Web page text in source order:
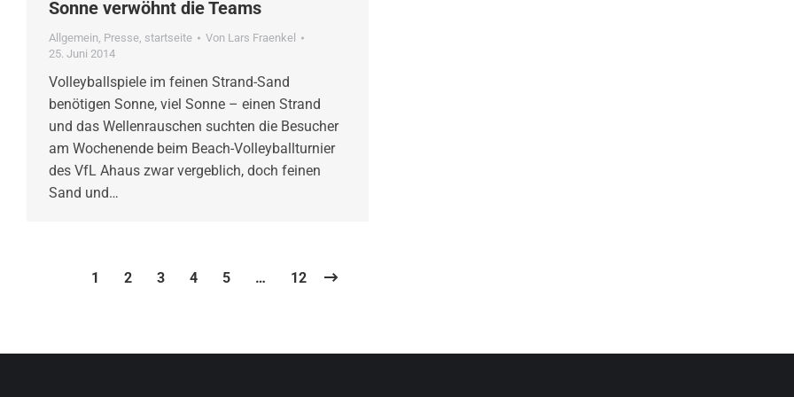
Sonne verwöhnt die Teams
Allgemein, Presse, startseite Von Lars Fraenkel
25. Juni 2014
Volleyballspiele im feinen Strand-Sand
benötigen Sonne, viel Sonne – einen Strand
und das Wellenrauschen suchten die Besucher
am Wochenende beim Beach-Volleyballturnier
des VfL Ahaus zwar vergeblich, doch feinen
Sand und…
1 2 3 4 5 … 12